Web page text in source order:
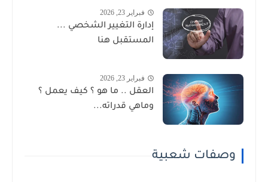
فبراير 23, 2026
إدارة التغيير الشخصي ...
المستقبل هنا
فبراير 23, 2026
العقل .. ما هو ؟ كيف يعمل ؟
وماهي قدراته...
وصفات شعبية